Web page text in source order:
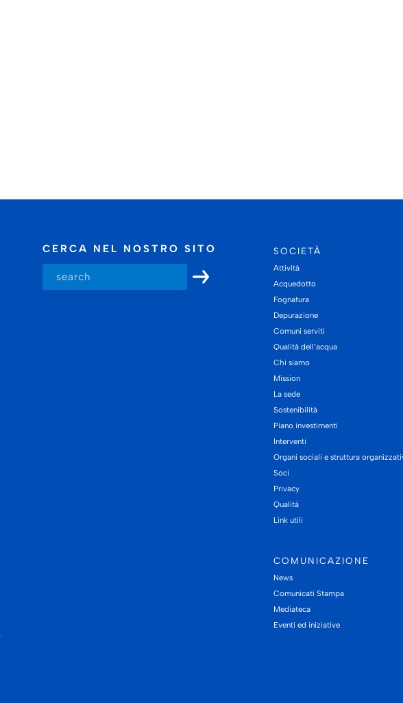
CERCA NEL NOSTRO SITO SOCIETÀ
Attività
Acquedotto
Fognatura
Depurazione
Comuni serviti
Qualità dell’acqua
Chi siamo
Mission
La sede
Sostenibilità
Piano investimenti
Interventi
Organi sociali e struttura
Soci
Privacy
Qualità
Link utili
COMUNICAZIONE
News
Comunicati Stampa
Mediateca
Eventi ed iniziative